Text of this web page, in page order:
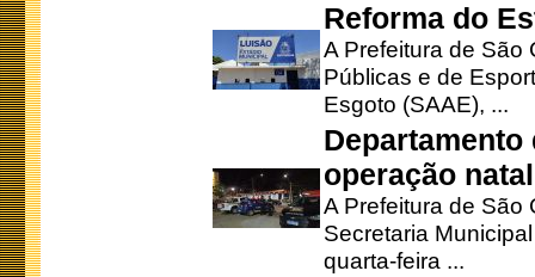
Reforma do
A Prefeitura de São
Públicas e de
Esgoto (SAAE), ...
operação
A Prefeitura de São
Secretaria
quarta-feira ...